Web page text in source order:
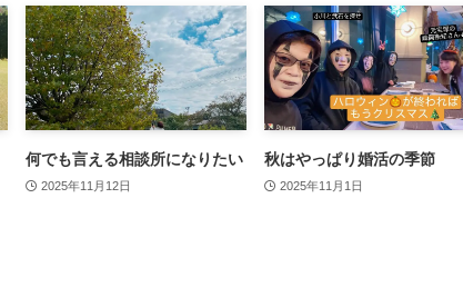
何でも言える相談所になりたい
2025年11月12日
秋はやっぱり婚活の季節
2025年11月1日